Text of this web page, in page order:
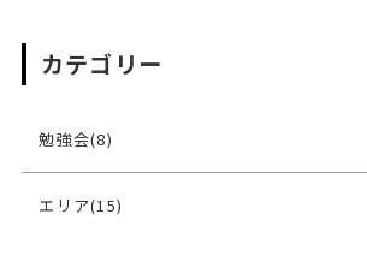
カテゴリー
勉強会(8)
エリア(15)